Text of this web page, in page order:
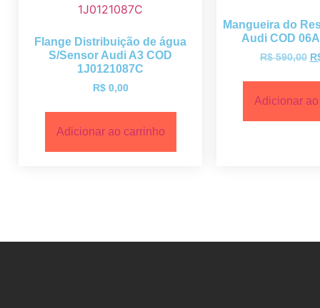
Flange Distribuição de água
S/Sensor Audi A3 COD
1J0121087C
R$0,00
Adicionar ao carrinho
Mangueira do
Audi COD
R$590,00
Adicionar